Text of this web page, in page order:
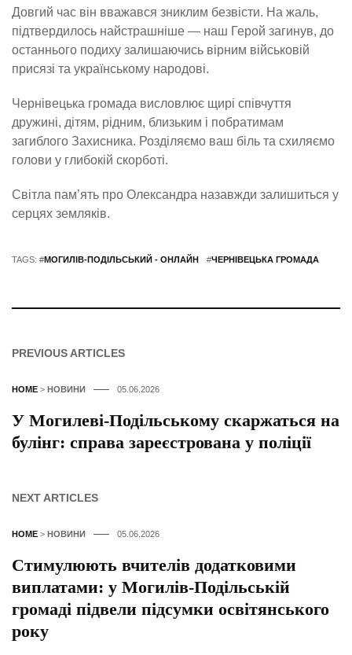
Довгий час він вважався зниклим безвісти. На жаль,
підтвердилось найстрашніше — наш Герой загинув, до
останнього подиху залишаючись вірним військовій
присязі та українському народові.
Чернівецька громада висловлює щирі співчуття
дружині, дітям, рідним, близьким і побратимам
загиблого Захисника. Розділяємо ваш біль та схиляємо
голови у глибокій скорботі.
Світла пам’ять про Олександра назавжди залишиться у
серцях земляків.
TAGS: #МОГИЛІВ-ПОДІЛЬСЬКИЙ - ОНЛАЙН #ЧЕРНІВЕЦЬКА ГРОМАДА
PREVIOUS ARTICLES
HOME > НОВИНИ 05.06.2026
У Могилеві-Подільському скаржаться на
булінг: справа зареєстрована у поліції
NEXT ARTICLES
HOME > НОВИНИ 05.06.2026
Стимулюють вчителів додатковими
виплатами: у Могилів-Подільській
громаді підвели підсумки освітянського
року